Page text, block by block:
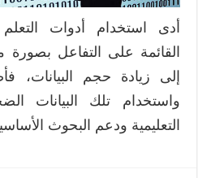
أدى استخدام أدوات التعلم
القائمة على التفاعل بصورة
إلى زيادة حجم
واستخدام تلك البيانات
التعليمية ودعم البحوث